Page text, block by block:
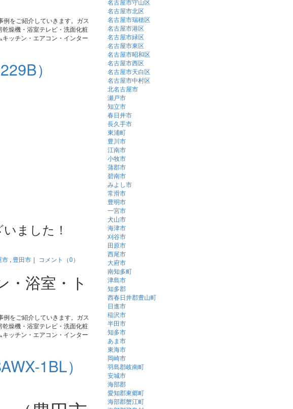
をご紹介していきます。ガス
燥機・浴室テレビ・洗面化粧
ッチン・エアコン・インター
）
ました！
市 , 豊田市 ｜ コメント（0）
・浴室・ト
をご紹介していきます。ガス
燥機・浴室テレビ・洗面化粧
ッチン・エアコン・インター
1BL）
名古屋市守山区
名古屋市北区
名古屋市瑞穂区
名古屋市港区
名古屋市緑区
名古屋市東区
名古屋市昭和区
名古屋市西区
名古屋市天白区
名古屋市中村区
北名古屋市
瀬戸市
知立市
春日井市
長久手市
東浦町
豊川市
江南市
小牧市
蒲郡市
碧南市
みよし市
常滑市
豊明市
一宮市
犬山市
海津市
刈谷市
田原市
西尾市
大府市
南知多町
津島市
知多郡
西春日井郡豊山町
日進市
稲沢市
半田市
知多市
あま市
東海市
岡崎市
羽島郡岐南町
安城市
海部郡
愛知郡東郷町
海部郡蟹江町